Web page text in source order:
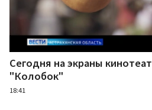
Сегодня на экраны
"Колобок"
18:41